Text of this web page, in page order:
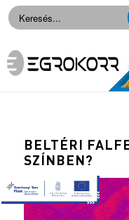
BELTÉRI
SZÍNBEN?